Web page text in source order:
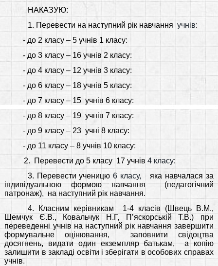
НАКАЗУЮ:
1. Перевести на наступний рік навчання учнів:
- до 2 класу – 5 учнів 1 класу:
- до 3 класу – 16 учнів 2 класу:
-до 4 класу – 12 учнів 3 класу:
- до 6 класу – 18 учнів 5 класу:
- до 7 класу – 15 учнів 6 класу:
- до 8 класу – 19 учнів 7 класу:
- до 9 класу – 23 учні 8 класу:
- до 11 класу – 8 учнів 10 класу:
2.
Перевести до 5 класу 17 учнів4 класу:
3. Перевести ученицю 6 класу,
яка навчалася за
індивідуальною формою навчання
(педагогічний
патронаж), на наступний рік навчання.
4. Класним керівникам
1-4 класів (Швець В.М.,
Шемчук Є.В., Ковальчук Н.Г, П’яскорській Т.В.) при
переведенні учнів на наступний рік навчання завершити
формувальне оцінювання,
заповнити свідоцтва
досягнень, видати один екземпляр батькам,
а копію
залишити в закладі освіти і зберігати в особових справах
учнів.